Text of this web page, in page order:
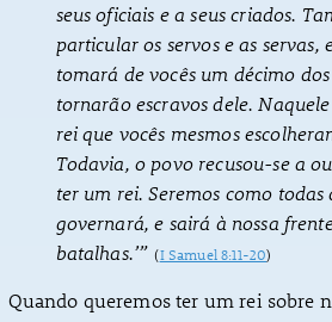
seus oficiais e a seus criados.
particular os servos e as
tomará de vocês um décimo
tornarão escravos dele.
rei que vocês mesmos
Todavia, o povo recusou-se a
ter um rei. Seremos como
governará, e sairá à nossa
batalhas.’” (I Samuel 8:11-20)
Quando queremos ter um rei sobre